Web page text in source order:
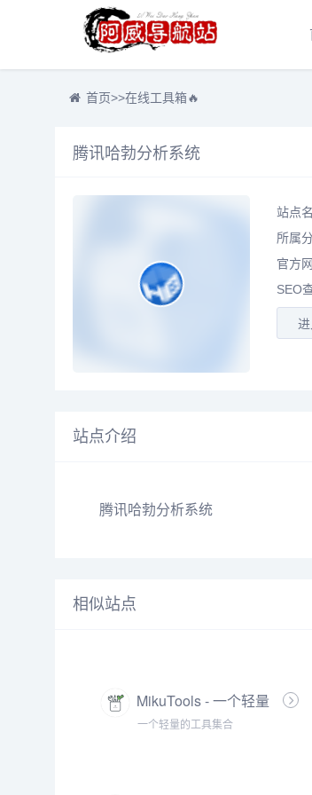
首页>>在线工具箱🔥
腾讯哈勃分析系统
站点
所属
官方
SEO
站点介绍
腾讯哈勃分析系统
相似站点
MikuTools - 一个轻量
的工具集合
一个轻量的工具集合